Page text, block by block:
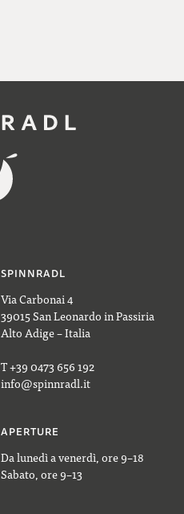
SPINNRADL
Via Carbonai 4
39015 San Leonardo in Passiria
Alto Adige – Italia
T +39 0473 656 192
info@spinnradl.it
APERTURE
Da lunedì a venerdì, ore 9–18
Sabato, ore 9–13